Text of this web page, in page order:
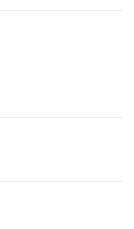
v50/primavera 75/